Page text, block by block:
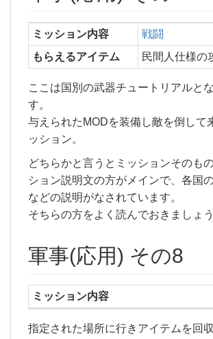
ミッション内容
戦闘
もらえるアイテム
民間人仕様の
ここは国別の武器チュートリアルと
す。
与えられたMODを装備し敵を倒して
ッション。
どちらかと言うとミッションそのも
ション説明文の方がメインで、各国
などの説明がなされています。
そちらの方をよく読んでおきましょう
軍事(応用) その8
ミッション内容
指定された場所に行きアイテムを回